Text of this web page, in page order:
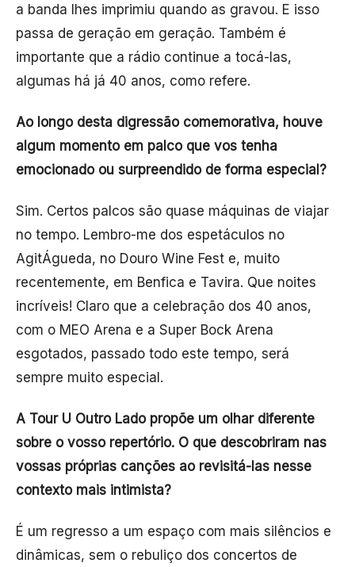
a banda lhes imprimiu quando as gravou. E isso
passa de geração em geração. Também é
importante que a rádio continue a tocá-las,
algumas há já 40 anos, como refere.
Ao longo desta digressão comemorativa, houve
algum momento em palco que vos tenha
emocionado ou surpreendido de forma especial?
Sim. Certos palcos são quase máquinas de viajar
no tempo. Lembro-me dos espetáculos no
AgitÁgueda, no Douro Wine Fest e, muito
recentemente, em Benfica e Tavira. Que noites
incríveis! Claro que a celebração dos 40 anos,
com o MEO Arena e a Super Bock Arena
esgotados, passado todo este tempo, será
sempre muito especial.
A Tour U Outro Lado propõe um olhar diferente
sobre o vosso repertório. O que descobriram nas
vossas próprias canções ao revisitá-las nesse
contexto mais intimista?
É um regresso a um espaço com mais silêncios e
dinâmicas, sem o rebuliço dos concertos de